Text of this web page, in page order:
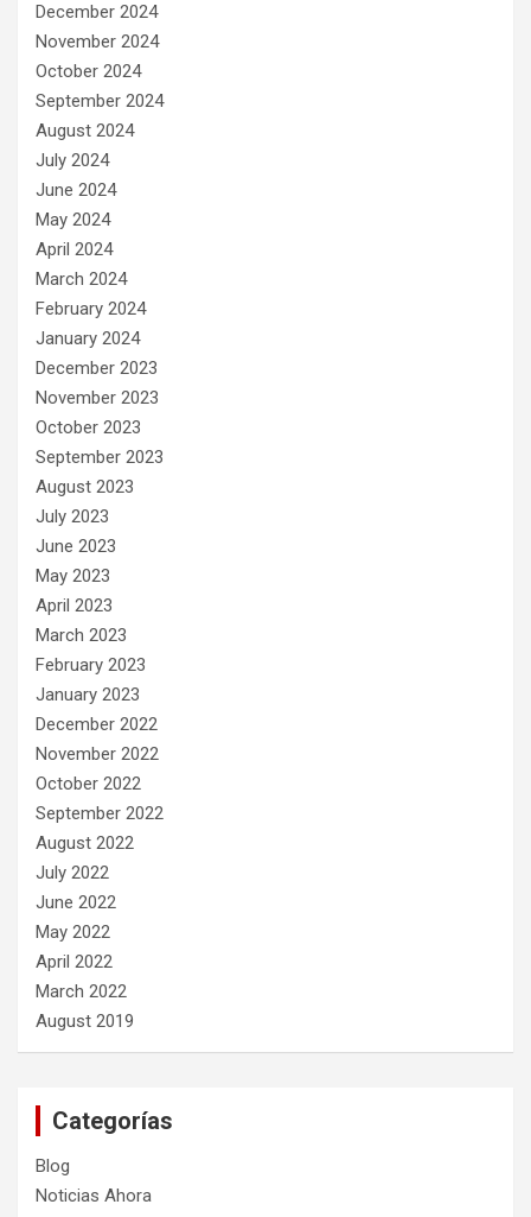
December 2024
November 2024
October 2024
September 2024
August 2024
July 2024
June 2024
May 2024
April 2024
March 2024
February 2024
January 2024
December 2023
November 2023
October 2023
September 2023
August 2023
July 2023
June 2023
May 2023
April 2023
March 2023
February 2023
January 2023
December 2022
November 2022
October 2022
September 2022
August 2022
July 2022
June 2022
May 2022
April 2022
March 2022
August 2019
Categorías
Blog
Noticias Ahora